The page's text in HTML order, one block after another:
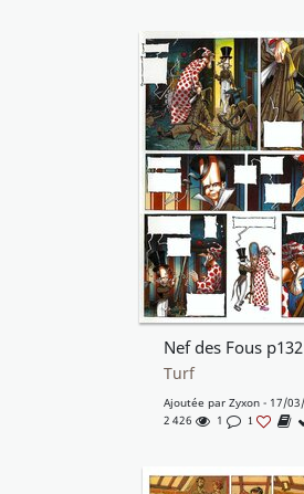
Nef des Fous p132
Turf
Ajoutée par Zyxon - 17/
2 426
1 1